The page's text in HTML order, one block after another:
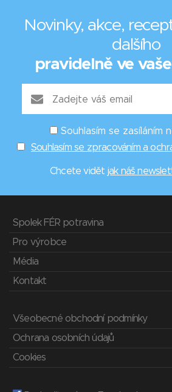
Novinky, akce,
dalšího
pravidelně ve
Souhlasím se zasíláním
Souhlasím se zpracováním a
Chcete vidět jak náš
Spolek FÉR potravina
Pro výrobce
Média
Kontakt
Všeobecné obchodní podmínky
Ochrana osobních údajů
Cookies